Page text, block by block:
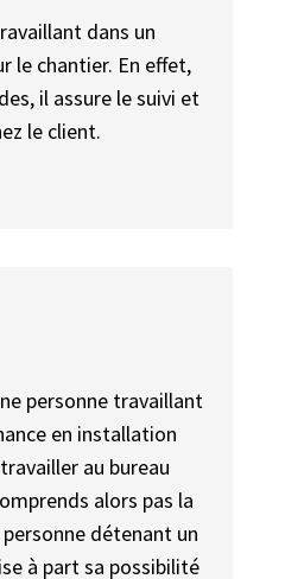
dans un
le chantier. En effet,
il assure le suivi et
le client.
personne travaillant
en installation
au bureau
alors pas la
détenant un
à part sa possibilité